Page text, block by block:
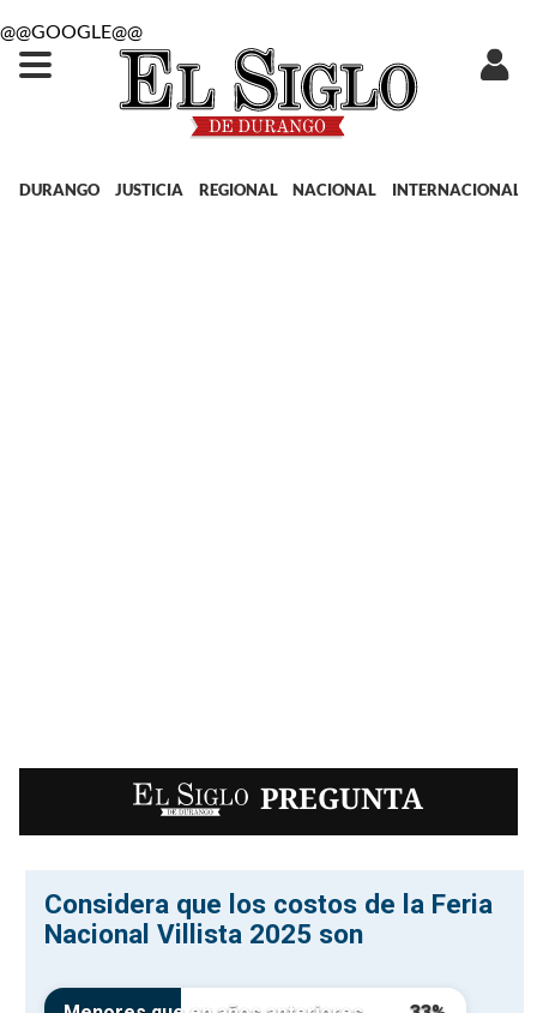
@@GOOGLE@@
DURANGO JUSTICIA REGIONAL NACIONAL INTERNACIONAL
EL SIGLO PREGUNTA